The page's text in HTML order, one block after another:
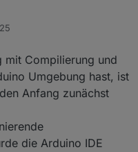
nach dem ich diesen
ich mir bei Alieexpress
das heute angekommen
mit hilfe des FDTI
ich davon keine Ahnung.
in etwa erklären
ich mit dem Teil auch
kann ?
mit Compilierung und
Umgebung hast, ist
Anfang zunächst
die Arduino IDE